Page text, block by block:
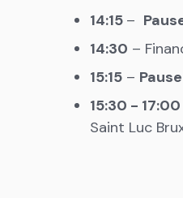
14:15 –
14:30 –
15:15 – Pause
15:30 - 17:00
Saint Luc